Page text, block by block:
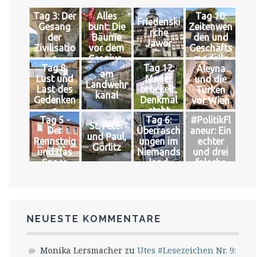
Tag 3: Der
Gesang
der
Zivilisatio
n
Alles
bunt: Die
Bäume
vor dem
Gropius-
Bau
Friedenski
rche
Jawor
Tag 10:
Zeitenwen
den und
Geschäfts
modelle
Tag 8:
Lust und
Last des
Gedenken
s
am
Landwehr
kanal
Tag 12:
Mauer
bröckelt,
Denkmal
steht
Aleyna
und die
Türken
vor Wien
Tag 5 -
Der
Rennsteig
und das
Space
St. Peter
und Paul,
Görlitz
Tag 6:
Überrasch
ungen im
Niemands
land
#PolitikFl
aneur: Ein
echter
und drei
falsche
NEUESTE KOMMENTARE
Monika Lersmacher zu Utes #Lesezeichen Nr. 9: